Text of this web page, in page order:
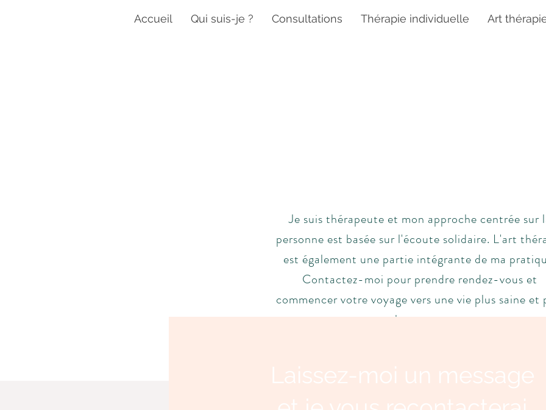
Accueil Qui suis-je ? Consultations Thérapie individuelle Art
Je suis thérapeute et mon approche centrée sur
personne est basée sur l'écoute solidaire. L'art
est également une partie intégrante de ma
Contactez-moi pour prendre rendez-vous et
commencer votre voyage vers une vie plus saine et
heureuse.
Laissez-moi un message